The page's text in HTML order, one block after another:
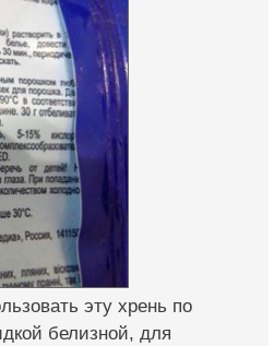
эту хрень по
белизной, для